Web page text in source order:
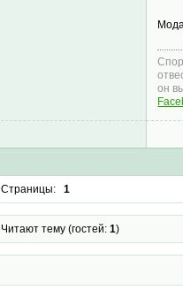
он
Страницы: 1
Читают тему (гостей: 1)